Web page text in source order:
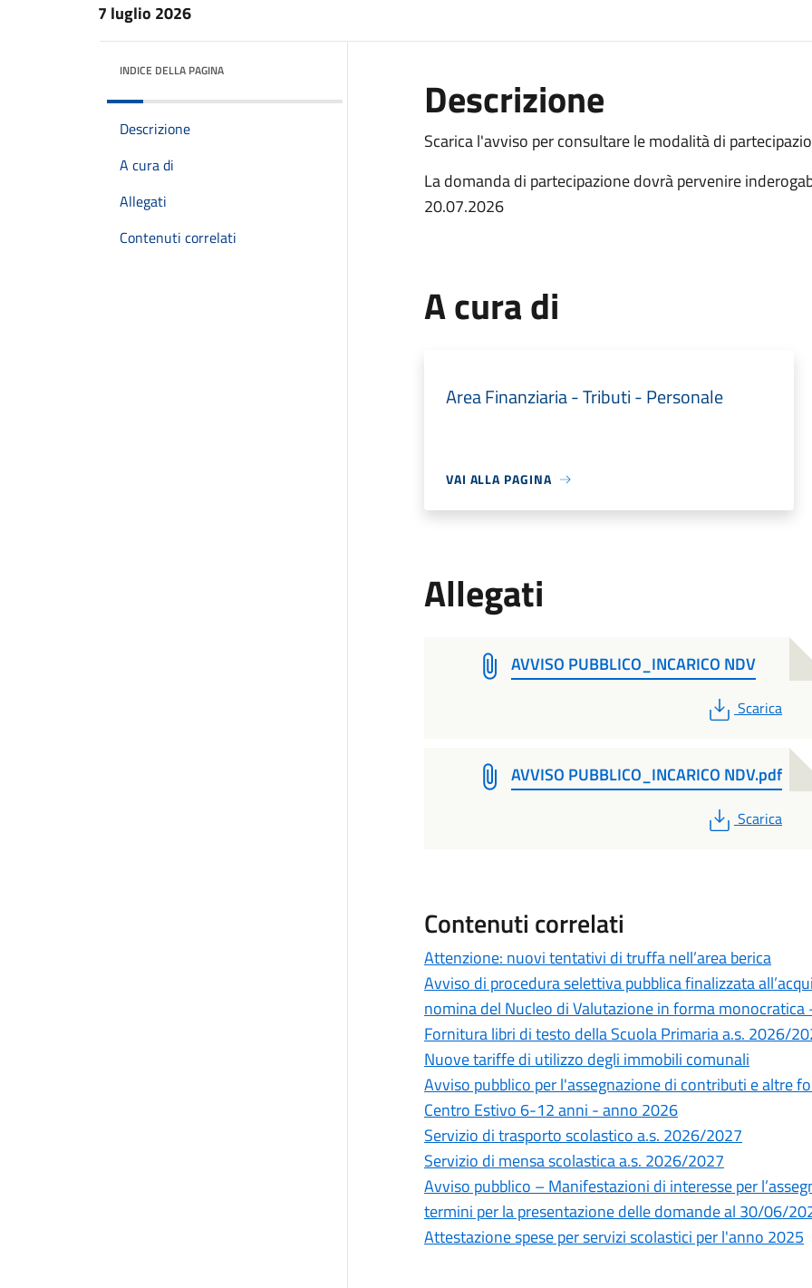
7 luglio 2026
INDICE DELLA PAGINA
Descrizione
A cura di
Allegati
Contenuti correlati
Descrizione
Scarica l'avviso per consultare le modalità di
La domanda di partecipazione dovrà pervenire
20.07.2026
A cura di
Area Finanziaria - Tributi - Personale
VAI ALLA PAGINA
Allegati
AVVISO PUBBLICO_INCARICO NDV
PDF
Scarica
AVVISO PUBBLICO_INCARICO NDV.pdf
PDF
Scarica
Contenuti correlati
Attenzione: nuovi tentativi di truffa nell’area berica
Avviso di procedura selettiva pubblica finalizzata
nomina del Nucleo di Valutazione in forma monocratica
Fornitura libri di testo della Scuola Primaria a.s. 2026/
Nuove tariffe di utilizzo degli immobili comunali
Avviso pubblico per l'assegnazione di contributi e altre
Centro Estivo 6-12 anni - anno 2026
Servizio di trasporto scolastico a.s. 2026/2027
Servizio di mensa scolastica a.s. 2026/2027
Avviso pubblico – Manifestazioni di interesse per
termini per la presentazione delle domande al 30/06/
Attestazione spese per servizi scolastici per l'anno 2025